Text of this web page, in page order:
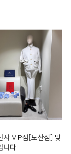
사 VIP점[도산점] 맞
니다!